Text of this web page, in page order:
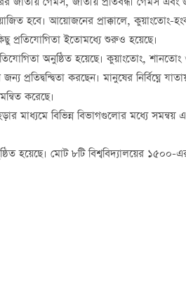
হবে। আয়োজনের প্রাক্কালে, কুয়াংতোং-
প্রতিযোগিতা ইতোমধ্যে শুরুও হয়েছে।
অনুষ্ঠিত হয়েছে। কুয়াংতোং, শানতোং
করছেন। মানুষের নির্বিঘ্নে
করেছে।
মাধ্যমে বিভিন্ন বিভাগগুলোর মধ্যে সমন্বয়
হয়েছে। মোট ৮টি বিশ্ববিদ্যালয়ের ১৫০০-